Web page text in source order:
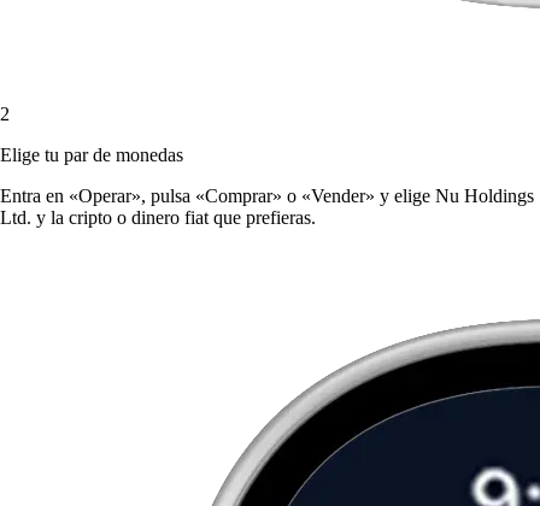
2
Elige tu par de monedas
Entra en «Operar», pulsa «Comprar» o «Vender» y elige Nu Holdings
Ltd. y la cripto o dinero fiat que prefieras.